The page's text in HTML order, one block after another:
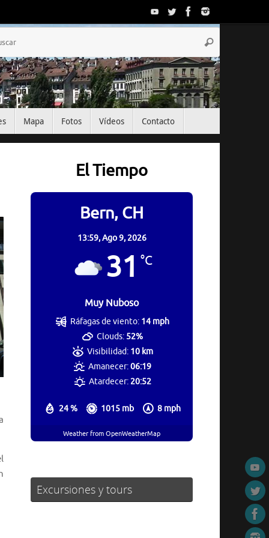
Buscar
Mapa Fotos Vídeos Contacto
El Tiempo
Bern, CH
13:59,Ago 9, 2026
31 °C
Muy Nuboso
24 % 1015 mb 8 mph
Ráfagas de viento: 14 mph
Clouds: 52%
Visibilidad: 10 km
Amanecer:06:19
Atardecer:20:52
Weather from OpenWeatherMap
Excursiones y tours